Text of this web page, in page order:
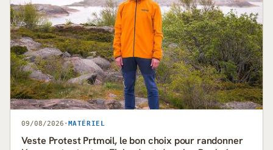
09/08/2026 · MATÉRIEL
Veste Protest Prtmoil, le bon choix pour randonner